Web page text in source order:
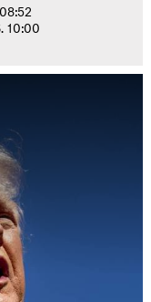
10:00